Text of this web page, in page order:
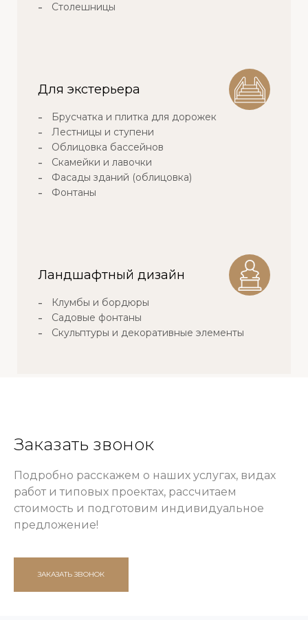
Столешницы
Для экстерьера
Брусчатка и плитка для дорожек
Лестницы и ступени
Облицовка бассейнов
Скамейки и лавочки
Фасады зданий (облицовка)
Фонтаны
Ландшафтный дизайн
Клумбы и бордюры
Садовые фонтаны
Скульптуры и декоративные элементы
Заказать звонок
Подробно расскажем о наших услугах, видах
работ и типовых проектах, рассчитаем
стоимость и подготовим индивидуальное
предложение!
ЗАКАЗАТЬ ЗВОНОК